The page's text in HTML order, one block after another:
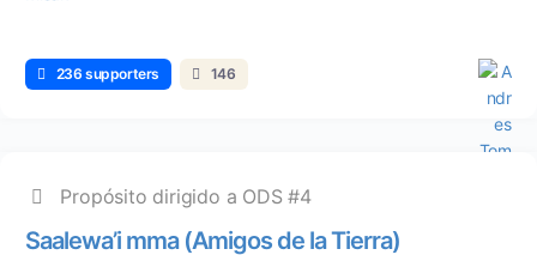
236 supporters 146
Propósito dirigido a ODS #4
Saalewa’i mma (Amigos de la Tierra)